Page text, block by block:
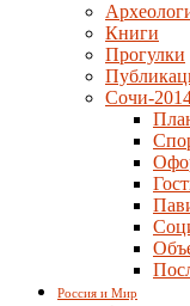
Книги
Прогулки
Сочи-
Россия и Мир